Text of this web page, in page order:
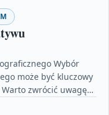
Wybór
może być kluczowy
zwrócić uwagę